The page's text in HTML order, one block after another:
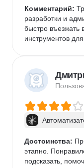
Комментарий:
разработки и
быстро въезжать
инструментов
Достоинства:
этапно.
подсказать,